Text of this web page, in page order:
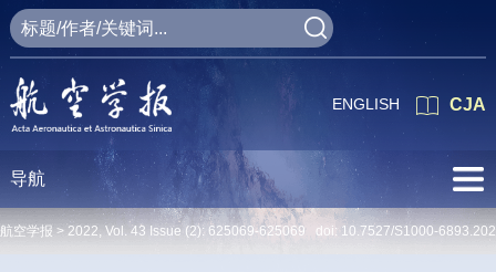
CJA
ENGLISH
导航
航空学报 > 2022, Vol. 43 Issue (2): 625069-625069 doi: 10.7527/S1000-